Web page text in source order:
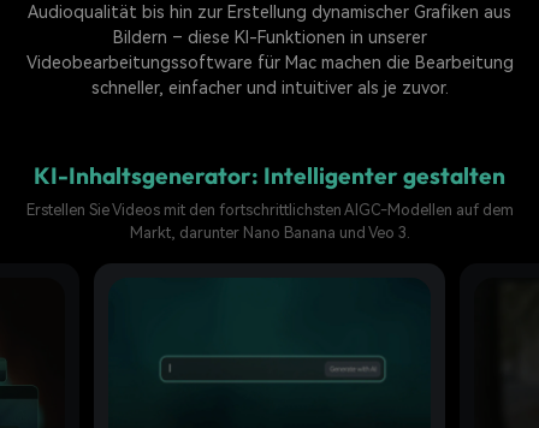
Audioqualität bis hin zur Erstellung dynamischer Grafiken aus
Bildern – diese KI-Funktionen in unserer
Videobearbeitungssoftware für Mac machen die Bearbeitung
schneller, einfacher und intuitiver als je zuvor.
KI-Inhaltsgenerator: Intelligenter gestalten
Erstellen Sie Videos mit den fortschrittlichsten AIGC-Modellen auf dem
Markt, darunter Nano Banana und Veo 3.